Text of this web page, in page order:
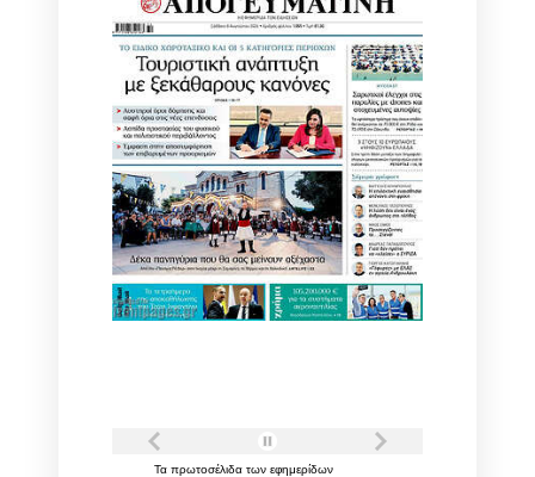
Τα πρωτοσέλιδα των εφημερίδων